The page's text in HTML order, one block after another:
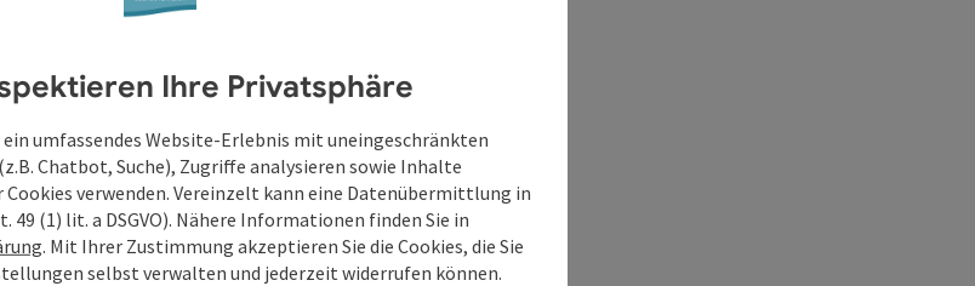
Ihre Privatsphäre
umfassendes Website-Erlebnis mit uneingeschränkten
Chatbot, Suche), Zugriffe analysieren sowie Inhalte
verwenden. Vereinzelt kann eine Datenübermittlung in
(1) lit. a DSGVO). Nähere Informationen finden Sie in
. Mit Ihrer Zustimmung akzeptieren Sie die Cookies, die Sie
selbst verwalten und jederzeit widerrufen können.